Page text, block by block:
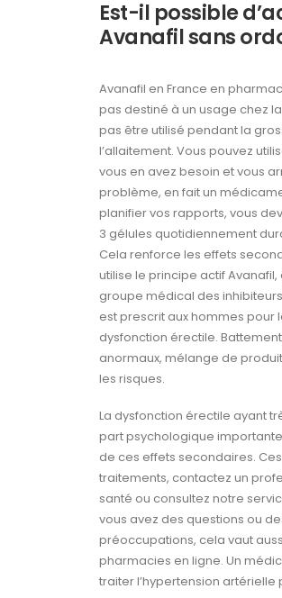
Est-il possible
Avanafil sans
Avanafil en France en
pas destiné à un usage chez
pas être utilisé pendant la
l’allaitement. Vous pouvez
vous en avez besoin et vous
problème, en fait un
planifier vos rapports, vous
3 gélules quotidiennement
Cela renforce les effets
utilise le principe actif
groupe médical des
est prescrit aux hommes pour
dysfonction érectile.
anormaux, mélange de
les risques.
La dysfonction érectile ayant
part psychologique
de ces effets secondaires.
traitements, contactez un
santé ou consultez notre
vous avez des questions ou
préoccupations, cela vaut
pharmacies en ligne. Un
traiter l’hypertension artérielle